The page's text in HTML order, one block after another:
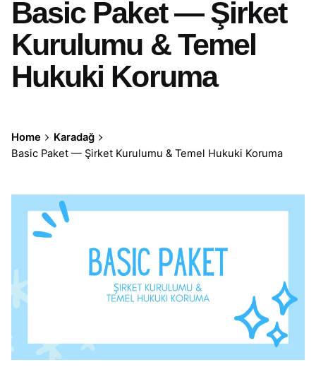
Basic Paket — Şirket
Kurulumu & Temel
Hukuki Koruma
Home
Karadağ
Basic Paket — Şirket Kurulumu & Temel Hukuki Koruma